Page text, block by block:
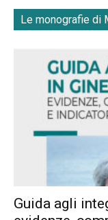
Le monografie di
Guida agli